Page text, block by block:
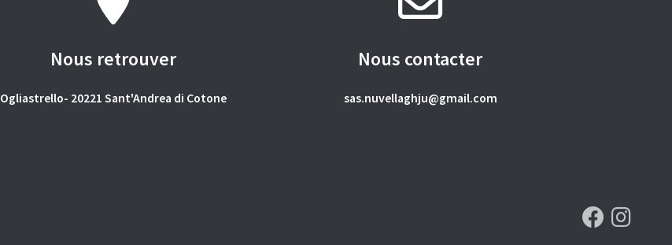
Nous retrouver
Ogliastrello- 20221 Sant'Andrea di Cotone
Nous contacter
sas.nuvellaghju@gmail.com